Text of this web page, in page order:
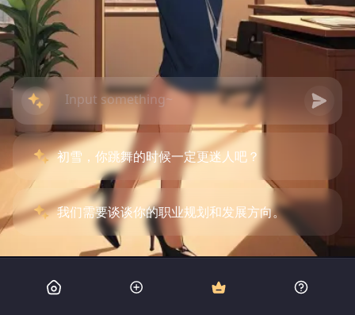
初雪，你跳舞的时候一定更迷人吧？
我们需要谈谈你的职业规划和发展方向。